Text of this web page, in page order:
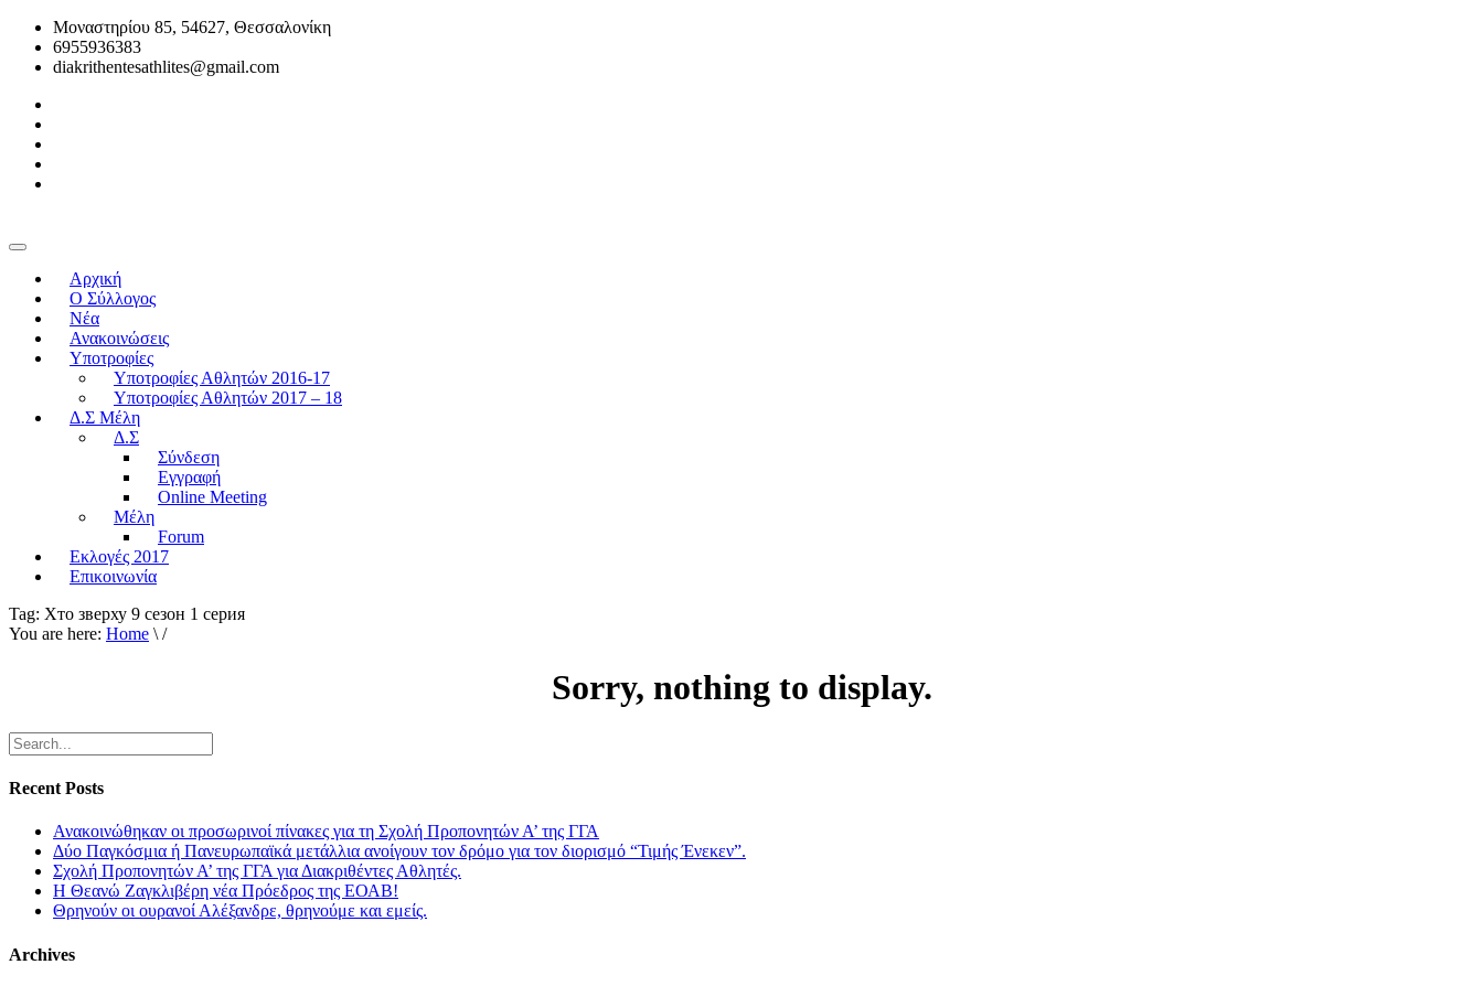
Μοναστηρίου 85, 54627, Θεσσαλονίκη
6955936383
diakrithentesathlites@gmail.com
Αρχική
O Σύλλογος
Νέα
Ανακοινώσεις
Υποτροφίες
Υποτροφίες Αθλητών 2016-17
Υποτροφίες Αθλητών 2017 – 18
Δ.Σ Μέλη
Δ.Σ
Σύνδεση
Εγγραφή
Online Meeting
Μέλη
Forum
Εκλογές 2017
Επικοινωνία
Tag: Хто зверху 9 сезон 1 серия
You are here: Home \ /
Sorry, nothing to display.
Recent Posts
Ανακοινώθηκαν οι προσωρινοί πίνακες για τη Σχολή Προπονητών Α’ της ΓΓΑ
Δύο Παγκόσμια ή Πανευρωπαϊκά μετάλλια ανοίγουν τον δρόμο για τον διορισμό “Τιμής Ένεκεν”.
Σχολή Προπονητών Α’ της ΓΓΑ για Διακριθέντες Αθλητές.
Η Θεανώ Ζαγκλιβέρη νέα Πρόεδρος της ΕΟΑΒ!
Θρηνούν οι ουρανοί Αλέξανδρε, θρηνούμε και εμείς.
Archives